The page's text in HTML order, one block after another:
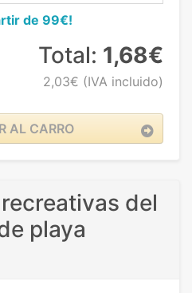
de 99€!
Total: 1,68€
2,03€ (IVA incluido)
AL CARRO
del
playa